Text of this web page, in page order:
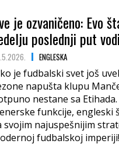
je ozvaničeno: Evo
poslednji put
ENGLESKA
je fudbalski svet još
napušta klupu
nestane sa
funkcije, engleski
svojim najuspešnijim
fudbalskoj imperiji!